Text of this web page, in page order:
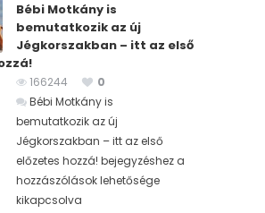
Bébi Motkány is
bemutatkozik az új
Jégkorszakban – itt az első
166244
0
Bébi Motkány is
bemutatkozik az új
Jégkorszakban – itt az első
előzetes hozzá! bejegyzéshez a
hozzászólások lehetősége
kikapcsolva